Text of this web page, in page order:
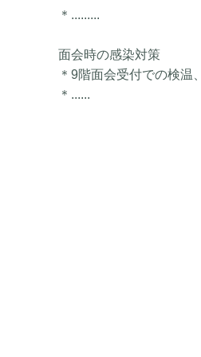
＊.........
面会時の感染対策
＊ 9階面会受付での検温
＊......